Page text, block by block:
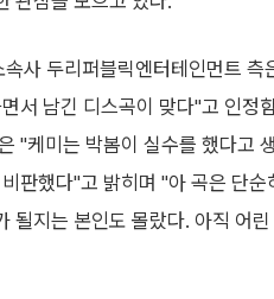
사 두리퍼블릭엔터테인먼트 측
서 남긴 디스곡이 맞다"고 인정
"케미는 박봄이 실수를 했다고
판했다"고 밝히며 "아 곡은 단순
될지는 본인도 몰랐다. 아직 어